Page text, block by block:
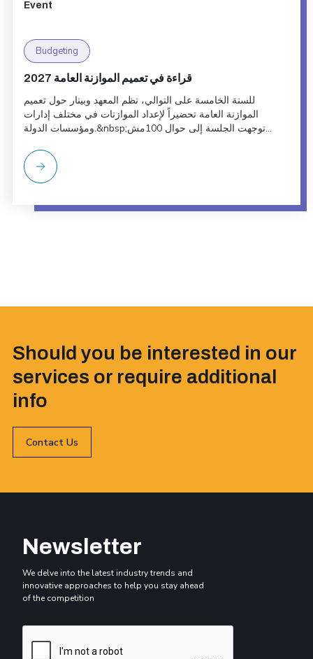
Event
Budgeting
قراءة في تعميم الموازنة العامة 2027
للسنة الخامسة على التوالي، نظم المعهد وبينار حول تعميم
الموازنة العامة تحضيراً لإعداد الموازنات في مختلف إدارات
ومؤسسات الدولة.&nbsp;توجهت الجلسة إلى حوال 100مش...
Should you be interested in our
services or require additional
info
Contact Us
Newsletter
We delve into the latest industry trends and
innovative approaches to help you stay ahead
of the competition